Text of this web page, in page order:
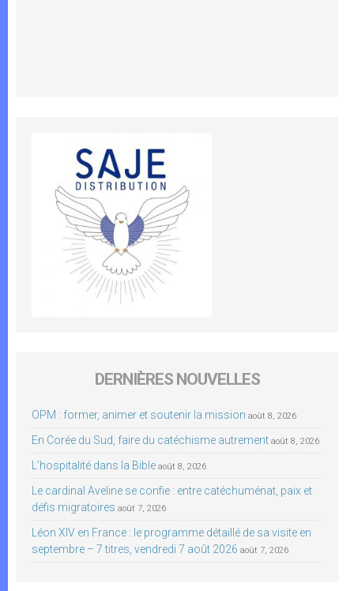
DERNIÈRES NOUVELLES
OPM : former, animer et soutenir la mission août 8, 2026
En Corée du Sud, faire du catéchisme autrement août 8, 2026
L’hospitalité dans la Bible août 8, 2026
Le cardinal Aveline se confie : entre catéchuménat, paix et
défis migratoires août 7, 2026
Léon XIV en France : le programme détaillé de sa visite en
septembre – 7 titres, vendredi 7 août 2026 août 7, 2026